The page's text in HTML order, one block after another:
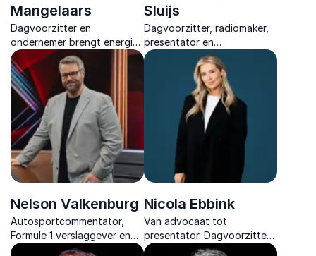
Mangelaars
Dagvoorzitter en
ondernemer brengt energie
en structuur en zorgt voor
sterke interactie en een
programma dat soepel
verloopt en impact maakt.
Sluijs
Dagvoorzitter, radiomaker,
presentator en
documentairemaker met een
scherp journalistiek oog en
diepgaand inzicht in
menselijk gedrag en
groepsdynamiek.
Nelson Valkenburg
Autosportcommentator,
Formule 1 verslaggever en
motivator deelt scherpe
Nicola Ebbink
Van advocaat tot
presentator. Dagvoorzitter
Nicola Ebbink brengt inhoud